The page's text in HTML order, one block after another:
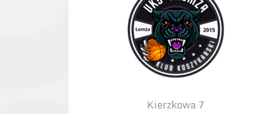
Kierzkowa 7